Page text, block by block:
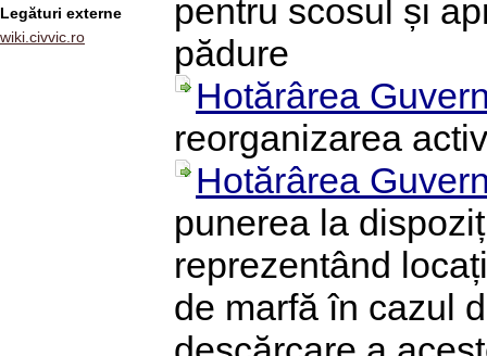
Legături externe
wiki.civvic.ro
pentru scosul și
pădure
Hotărârea
reorganizarea
Hotărârea
punerea la
reprezentând
de marfă în cazul